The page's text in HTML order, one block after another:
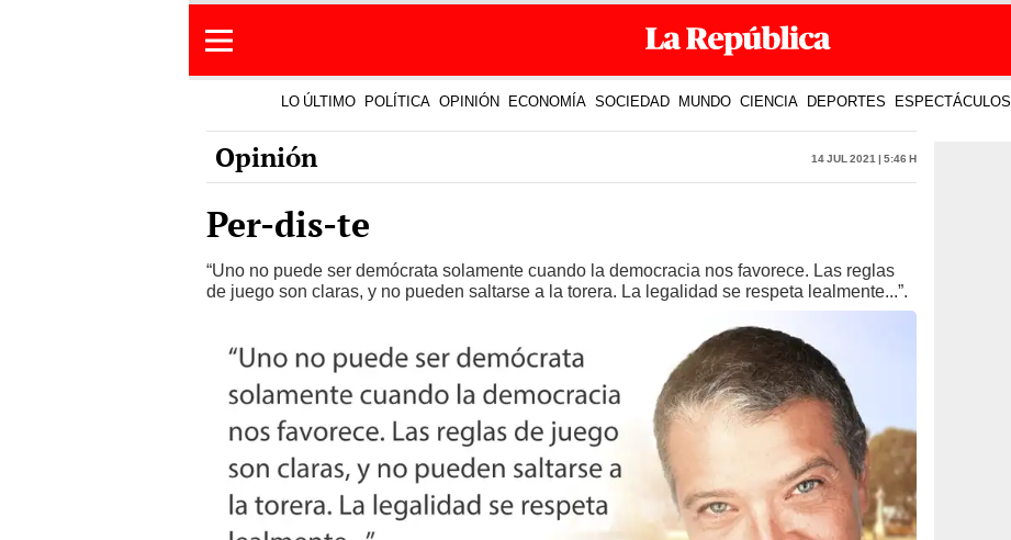
LO ÚLTIMO POLÍTICA OPINIÓN ECONOMÍA SOCIEDAD MUNDO CIENCIA DEPORTES ESPECTÁCULOS
Opinión 14 Jul 2021 | 5:46 h
Per-dis-te
“Uno no puede ser demócrata solamente cuando la democracia nos favorece. Las reglas
de juego son claras, y no pueden saltarse a la torera. La legalidad se respeta lealmente...”.